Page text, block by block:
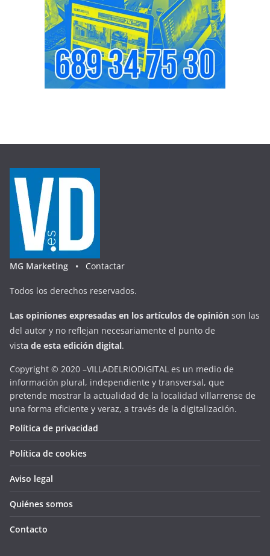
MG Marketing • Contactar
Todos los derechos reservados.
Las opiniones expresadas en los artículos de opinión son las
del autor y no reflejan necesariamente el punto de
vista de esta edición digital.
Copyright © 2020 –VILLADELRIODIGITAL es un medio de
información plural, independiente y transversal, que
pretende mostrar la actualidad de la localidad villarrense de
una forma eficiente y veraz, a través de la digitalización.
Política de privacidad
Política de cookies
Aviso legal
Quiénes somos
Contacto